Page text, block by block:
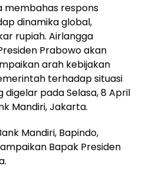
membahas respons
dinamika global,
rupiah. Airlangga
Prabowo akan
arah kebijakan
terhadap situasi
pada Selasa, 8 April
Mandiri, Jakarta.
Mandiri, Bapindo,
Bapak Presiden